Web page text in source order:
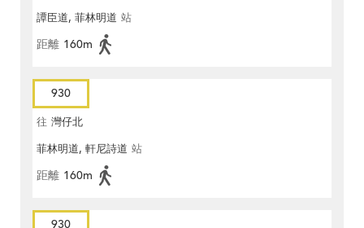
譚臣道, 菲林明道 站
距離 160m
930
往 灣仔北
菲林明道, 軒尼詩道 站
距離 160m
930